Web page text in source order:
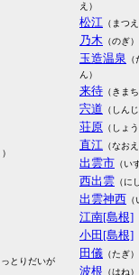
っとりだいが
え）
松江 （まつ
乃木 （のぎ）
玉造温泉
ん）
来待 （きま
宍道 （しん
荘原 （しょ
直江 （なお
出雲市 （い
西出雲 （に
出雲神西
江南[島根]
小田[島根]
田儀 （たぎ）
波根 （はね）